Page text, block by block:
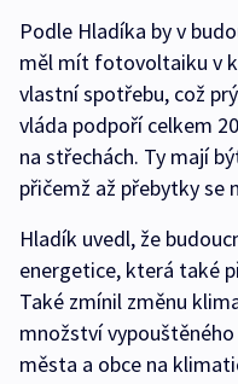
Podle Hladíka by v
měl mít fotovoltaiku v
vlastní spotřebu, což
vláda podpoří celkem
na střechách. Ty mají
přičemž až přebytky
Hladík uvedl, že
energetice, která také
Také zmínil změnu
množství
města a obce na